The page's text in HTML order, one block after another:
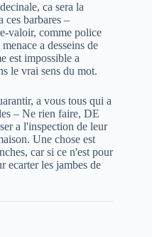
ca sera la
ces barbares –
valoir, comme police
a desseins de
est impossible a
le vrai sens du mot.
a vous tous qui a
– Ne rien faire, DE
a l'inspection de leur
Une chose est
car si ce n'est pour
ecarter les jambes de